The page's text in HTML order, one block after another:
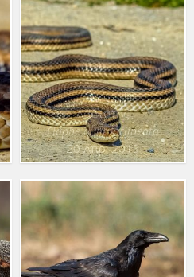
Λαφιάτης
Elaphe quatuorlineata
20 Απρ. 2013